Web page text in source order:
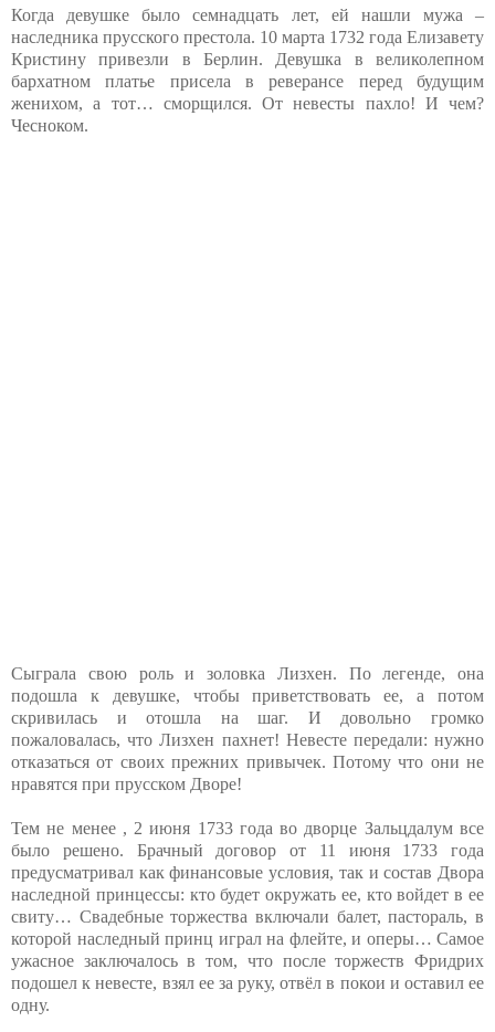
Когда девушке было семнадцать лет, ей нашли мужа –
наследника прусского престола. 10 марта 1732 года Елизавету
Кристину привезли в Берлин. Девушка в великолепном
бархатном платье присела в реверансе перед будущим
женихом, а тот… сморщился. От невесты пахло! И чем?
Чесноком.
Сыграла свою роль и золовка Лизхен. По легенде, она
подошла к девушке, чтобы приветствовать ее, а потом
скривилась и отошла на шаг. И довольно громко
пожаловалась, что Лизхен пахнет! Невесте передали: нужно
отказаться от своих прежних привычек. Потому что они не
нравятся при прусском Дворе!
Тем не менее , 2 июня 1733 года во дворце Зальцдалум все
было решено. Брачный договор от 11 июня 1733 года
предусматривал как финансовые условия, так и состав Двора
наследной принцессы: кто будет окружать ее, кто войдет в ее
свиту… Свадебные торжества включали балет, пастораль, в
которой наследный принц играл на флейте, и оперы… Самое
ужасное заключалось в том, что после торжеств Фридрих
подошел к невесте, взял ее за руку, отвёл в покои и оставил ее
одну.